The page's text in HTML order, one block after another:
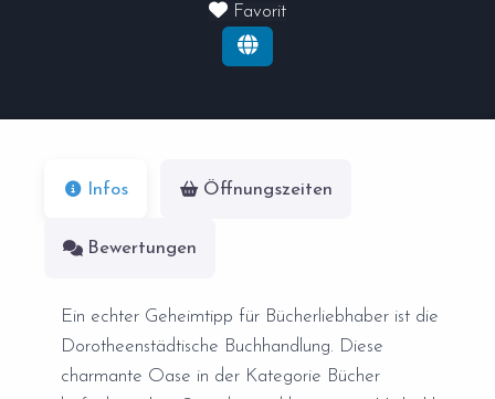
Favorit
Infos Öffnungszeiten
Bewertungen
Ein echter Geheimtipp für Bücherliebhaber ist die
Dorotheenstädtische Buchhandlung. Diese
charmante Oase in der Kategorie Bücher